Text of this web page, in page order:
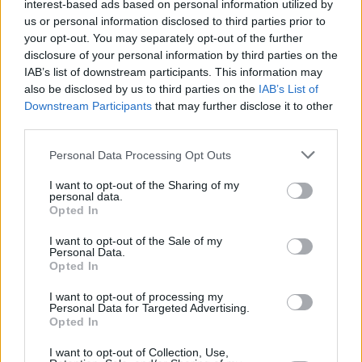
interest-based ads based on personal information utilized by
us or personal information disclosed to third parties prior to
your opt-out. You may separately opt-out of the further
disclosure of your personal information by third parties on the
IAB’s list of downstream participants. This information may
also be disclosed by us to third parties on the IAB’s List of
Downstream Participants that may further disclose it to other
Personal Data Processing Opt Outs
I want to opt-out of the Sharing of my
personal data.
Opted In
I want to opt-out of the Sale of my
Personal Data.
Opted In
I want to opt-out of processing my
Personal Data for Targeted Advertising.
Opted In
I want to opt-out of Collection, Use,